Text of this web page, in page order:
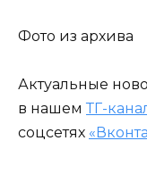
Фото из архива
Актуальные
в нашем ТГ-
соцсетях